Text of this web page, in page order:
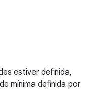
estiver definida,
mínima definida por